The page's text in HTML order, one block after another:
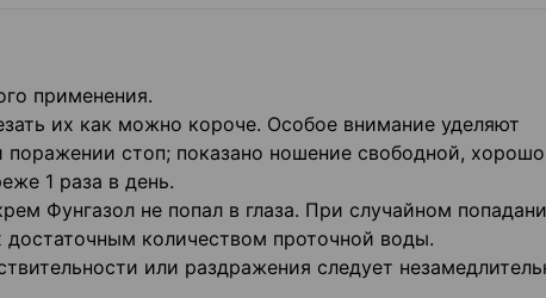
применения.
их как можно короче. Особое внимание уделяют
стоп; показано ношение свободной, хорошо
1 раза в день.
Фунгазол не попал в глаза. При случайном
достаточным количеством проточной воды.
или раздражения следует